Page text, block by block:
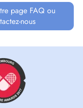
page FAQ ou
nous